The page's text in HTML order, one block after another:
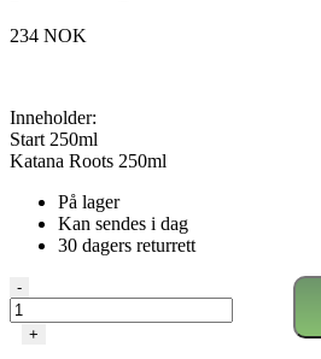
234 NOK
Inneholder:
Start 250ml
Katana Roots 250ml
På lager
Kan sendes i dag
30 dagers returrett
SHOGUN
Formeringssett
-
+